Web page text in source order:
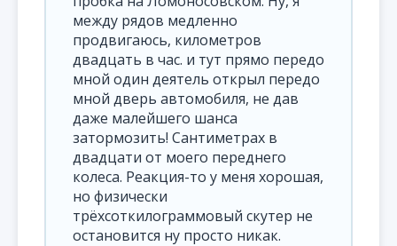
между рядов медленно
продвигаюсь, километров
двадцать в час. и тут прямо передо
мной один деятель открыл передо
мной дверь автомобиля, не дав
даже малейшего шанса
затормозить! Сантиметрах в
двадцати от моего переднего
колеса. Реакция-то у меня хорошая,
но физически
трёхсоткилограммовый скутер не
остановится ну просто никак.